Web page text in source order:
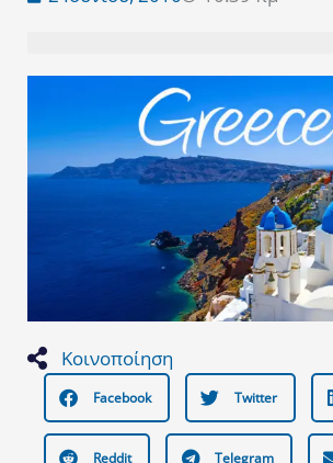
Κοινοποίηση
Facebook Twitter
Reddit Telegram